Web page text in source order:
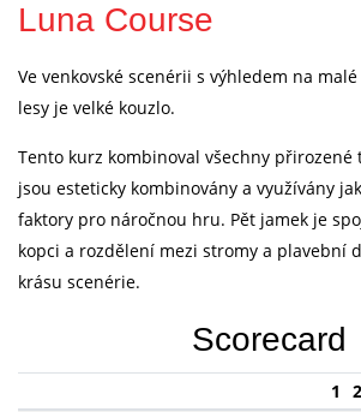
Luna Course
Ve venkovské scenérii s výhledem na
lesy je velké kouzlo.
Tento kurz kombinoval všechny přirozené
jsou esteticky kombinovány a využívány
faktory pro náročnou hru. Pět jamek je
kopci a rozdělení mezi stromy a plavební
krásu scenérie.
Scorecard
1 2